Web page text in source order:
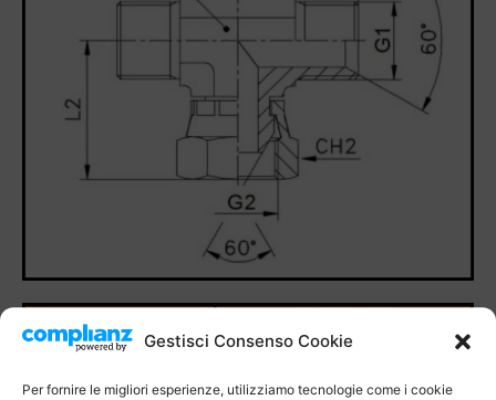
Gestisci Consenso Cookie
Per fornire le migliori esperienze, utilizziamo tecnologie come i cookie